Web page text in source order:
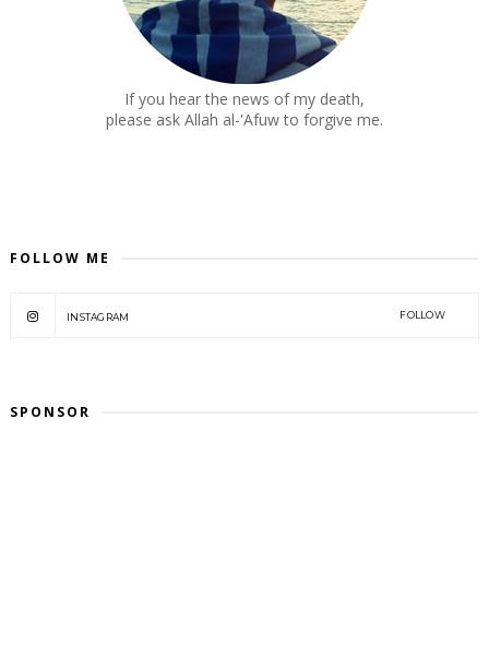
If you hear the news of my death,
please ask Allah al-'Afuw to forgive me.
FOLLOW ME
INSTAGRAM FOLLOW
SPONSOR